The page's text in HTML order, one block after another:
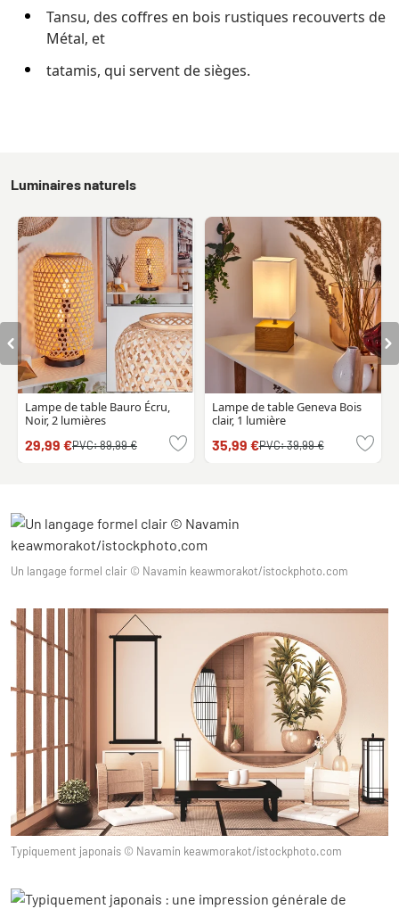
Tansu, des coffres en bois rustiques recouverts de
Métal, et
tatamis, qui servent de sièges.
Luminaires naturels
Lampe de table Bauro Écru,
Noir, 2 lumières
29,99 €PVC:89,99 €
Lampe de table Geneva Bois
clair, 1 lumière
35,99 €PVC:39,99 €
Un langage formel clair © Navamin keawmorakot/istockphoto.com
Typiquement japonais © Navamin keawmorakot/istockphoto.com